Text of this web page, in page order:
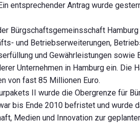
entsprechender Antrag wurde
Bürgschaftsgemeinsschaft
und Betriebserweiterungen,
und Gewährleistungen
Unternehmen in Hamburg ein.
von fast 85 Millionen Euro.
II wurde die Obergrenze für
bis Ende 2010 befristet und wurde
Medien und Innovation zur